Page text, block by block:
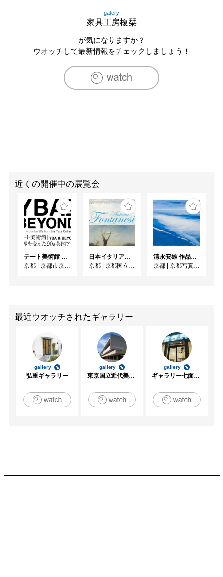
gallery
家具工房榎栞
が気になりますか？
ウオッチして最新情報をチェックしましょう！
近くの開催中の展覧会
テート美術館 ― YBA & BEYOND 世界を変えた90s英国アート
京都 | 京都市京セラ美術館
日本イタリア国交樹立160周年記念／フォンタネージ来日150周年記念 フォンタネージーイタリアの光・心の風景
京都 | 京都国立近代美術館
清永安雄 作品展「Sea」
京都 | 京都写真美術館 ギャラリー・ジャパネスク
最近ウオッチされたギャラリー
gallery
弘重ギャラリー
gallery
東京国立近代美術館
gallery
ギャラリー七面坂途中